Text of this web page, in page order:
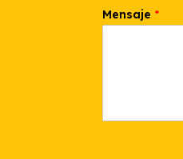
Mensaje *